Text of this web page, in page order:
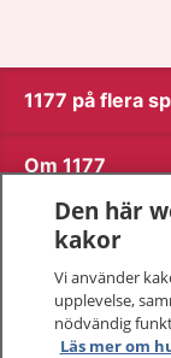
1177 på flera
Om 1177
Kontakt
Behandling av
Den här
kakor
Vi använder
upplevelse,
nödvändig
Läs mer om